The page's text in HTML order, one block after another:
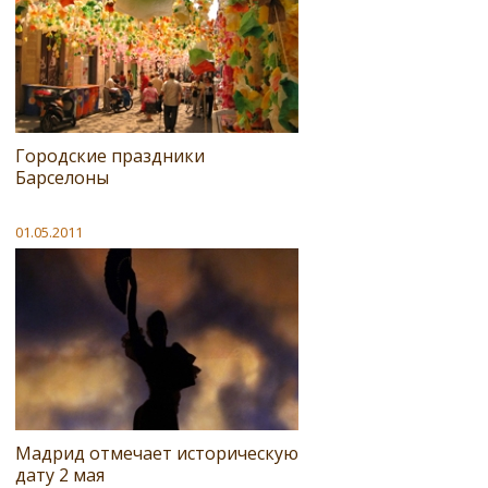
Городские праздники
Барселоны
01.05.2011
Мадрид отмечает историческую
дату 2 мая